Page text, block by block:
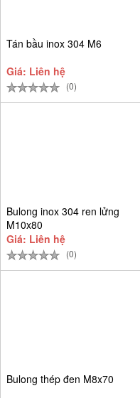
Tán bầu inox 304 M6
Giá: Liên hệ
(0)
Bulong inox 304 ren lửng
M10x80
Giá: Liên hệ
(0)
Bulong thép đen M8x70